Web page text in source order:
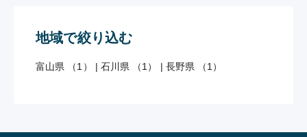
地域で絞り込む
富山県 （1） | 石川県 （1） | 長野県 （1）